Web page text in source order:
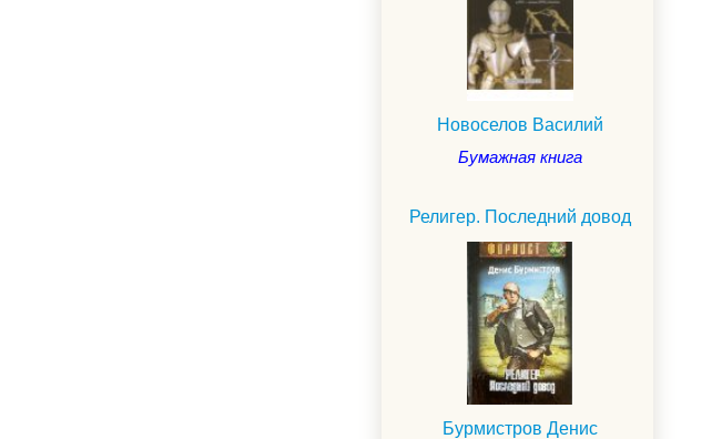
Новоселов Василий
Бумажная книга
Религер. Последний довод
Бурмистров Денис